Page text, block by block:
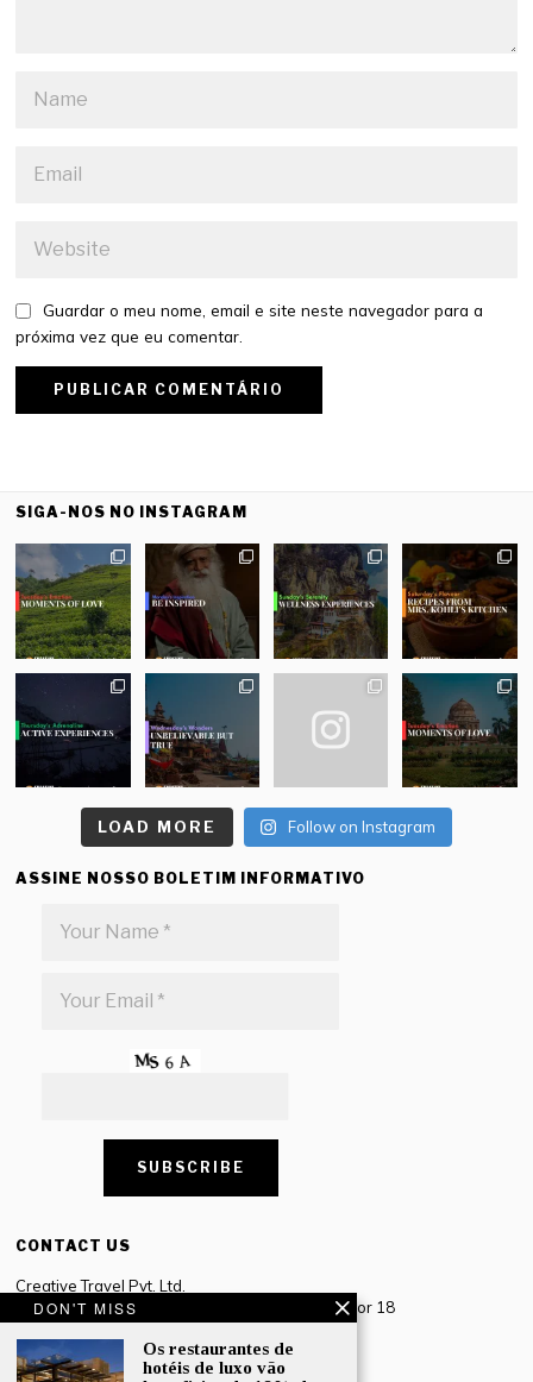
Guardar o meu nome, email e site neste navegador para a
próxima vez que eu comentar.
SIGA-NOS NO INSTAGRAM
LOAD MORE Follow on Instagram
ASSINE NOSSO BOLETIM INFORMATIVO
CONTACT US
Creative Travel Pvt. Ltd.
Creative Plaza, 283 Udyog Vihar Phase 2, Sector 18
Gurugram, Haryana – 122016, India
Tel: +91-124 4567777
DON'T MISS
Os restaurantes de
hotéis de luxo vão